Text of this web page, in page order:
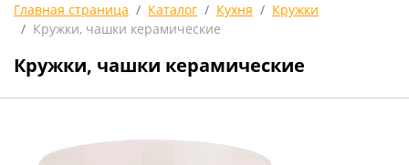
Главная страница Каталог Кухня
Кружки
Кружки, чашки керамические
Кружки, чашки керамические